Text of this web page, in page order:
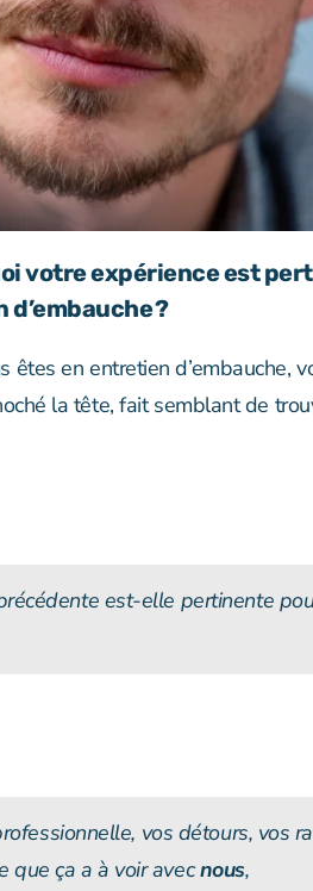
votre expérience est
?
êtes en entretien d’embauche,
la tête, fait semblant de
est-elle pertinente
vos détours, vos
que ça a à voir avecnous,